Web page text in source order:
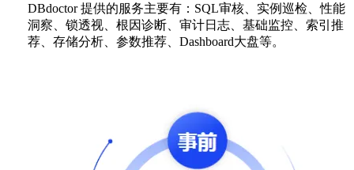
DBdoctor 提供的服务主要有：SQL审核、实例巡检、性能
洞察、锁透视、根因诊断、审计日志、基础监控、索引推
荐、存储分析、参数推荐、Dashboard大盘等。